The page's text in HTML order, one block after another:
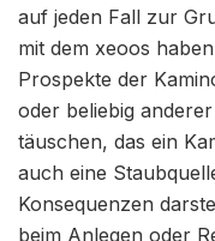
auf jeden Fall zur
mit dem xeoos
Prospekte der
oder beliebig
täuschen, das ein
auch eine
Konsequenzen
beim Anlegen oder